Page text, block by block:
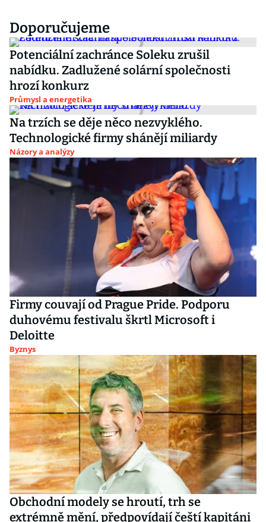
Doporučujeme
Potenciální zachránce Soleku zrušil
nabídku. Zadlužené solární společnosti
hrozí konkurz
Průmysl a energetika
Na trzích se děje něco nezvyklého.
Technologické firmy shánějí miliardy
Názory a analýzy
Firmy couvají od Prague Pride. Podporu
duhovému festivalu škrtl Microsoft i
Deloitte
Byznys
Obchodní modely se hroutí, trh se
extrémně mění, předpovídají čeští kapitáni